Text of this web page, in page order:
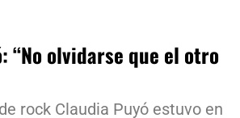
“No olvidarse que el otro
rock Claudia Puyó estuvo en